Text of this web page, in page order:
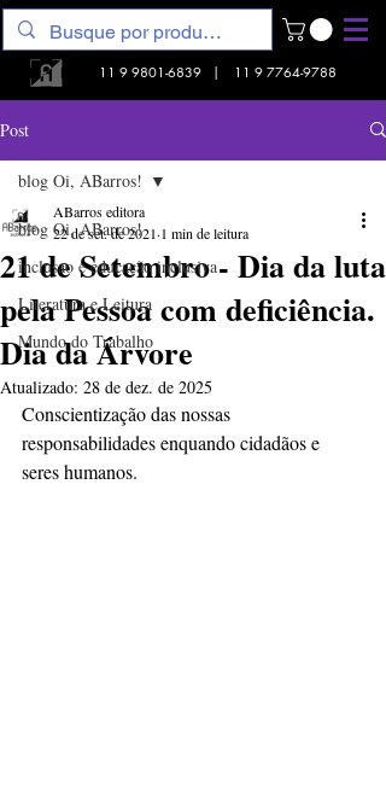
11 9 9801-6839 | 11 9 7764-9788
Post
blog Oi, ABarros!
inclusao e educação inclusiva
Literatura e Leitura
Mundo do Trabalho
blog Oi, ABarros!
21 de Setembro - Dia da luta
pela Pessoa com deficiência.
Dia da Árvore
ABarros editora
22 de set. de 2021 1 min de leitura
Atualizado: 28 de dez. de 2025
Conscientização das nossas
responsabilidades enquando cidadãos e
seres humanos.